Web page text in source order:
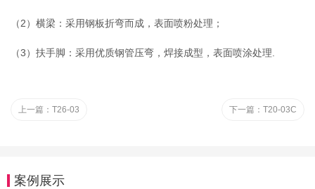
（2）横梁：采用钢板折弯而成，表面喷粉处理；
（3）扶手脚：采用优质钢管压弯，焊接成型，表面喷涂处理.
上一篇： T26-03 下一篇： T20-03C
案例展示